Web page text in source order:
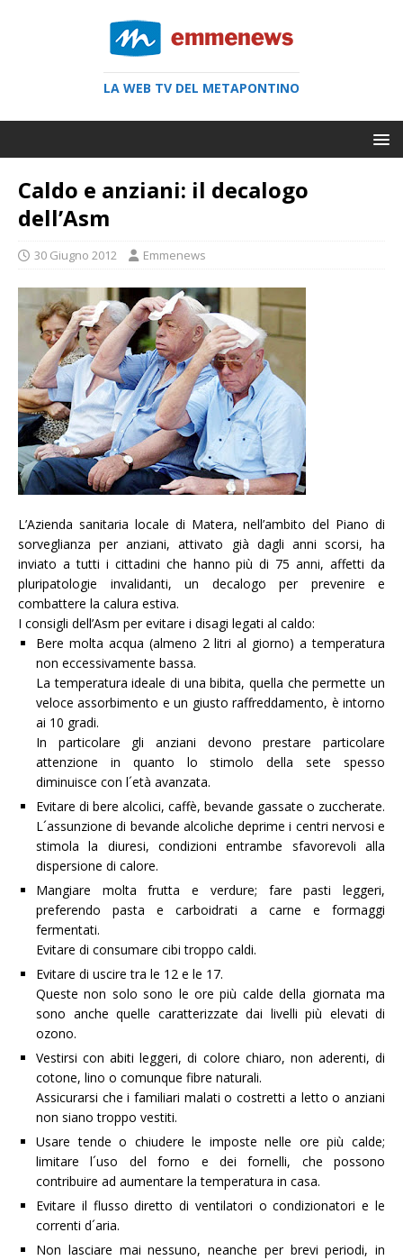
LA WEB TV DEL METAPONTINO
Caldo e anziani: il decalogo
dell’Asm
30 Giugno 2012 Emmenews
L’Azienda sanitaria locale di Matera, nell’ambito del Piano di
sorveglianza per anziani, attivato già dagli anni scorsi, ha
inviato a tutti i cittadini che hanno più di 75 anni, affetti da
pluripatologie invalidanti, un decalogo per prevenire e
combattere la calura estiva.
I consigli dell’Asm per evitare i disagi legati al caldo:
Bere molta acqua (almeno 2 litri al giorno) a temperatura
non eccessivamente bassa.
La temperatura ideale di una bibita, quella che permette un
veloce assorbimento e un giusto raffreddamento, è intorno
ai 10 gradi.
In particolare gli anziani devono prestare particolare
attenzione in quanto lo stimolo della sete spesso
diminuisce con l´età avanzata.
Evitare di bere alcolici, caffè, bevande gassate o zuccherate.
L´assunzione di bevande alcoliche deprime i centri nervosi e
stimola la diuresi, condizioni entrambe sfavorevoli alla
dispersione di calore.
Mangiare molta frutta e verdure; fare pasti leggeri,
preferendo pasta e carboidrati a carne e formaggi
fermentati.
Evitare di consumare cibi troppo caldi.
Evitare di uscire tra le 12 e le 17.
Queste non solo sono le ore più calde della giornata ma
sono anche quelle caratterizzate dai livelli più elevati di
ozono.
Vestirsi con abiti leggeri, di colore chiaro, non aderenti, di
cotone, lino o comunque fibre naturali.
Assicurarsi che i familiari malati o costretti a letto o anziani
non siano troppo vestiti.
Usare tende o chiudere le imposte nelle ore più calde;
limitare l´uso del forno e dei fornelli, che possono
contribuire ad aumentare la temperatura in casa.
Evitare il flusso diretto di ventilatori o condizionatori e le
correnti d´aria.
Non lasciare mai nessuno, neanche per brevi periodi, in